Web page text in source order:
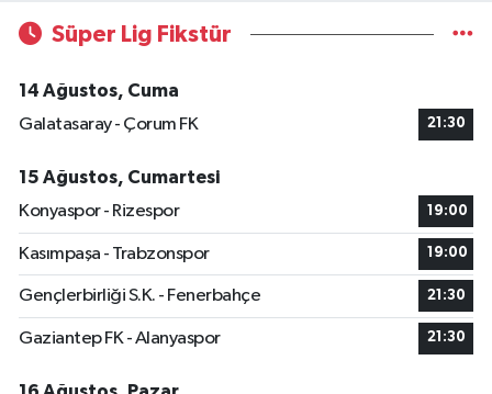
Süper Lig Fikstür
14 Ağustos, Cuma
Galatasaray - Çorum FK
21:30
15 Ağustos, Cumartesi
Konyaspor - Rizespor
19:00
Kasımpaşa - Trabzonspor 19:00
Gençlerbirliği S.K. - Fenerbahçe 21:30
Gaziantep FK - Alanyaspor 21:30